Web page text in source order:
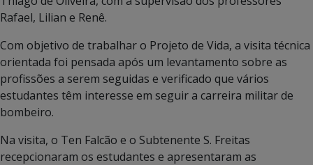
Rafael, Lilian e Renê.
Com objetivo de trabalhar o Projeto de Vida, a visita técnica
orientada foi pensada após um levantamento sobre as
profissões a serem seguidas e verificado que vários
estudantes têm interesse em seguir a carreira militar de
bombeiro.
Na visita, o Ten Falcão e o Subtenente S. Freitas
recepcionaram os estudantes e apresentaram as